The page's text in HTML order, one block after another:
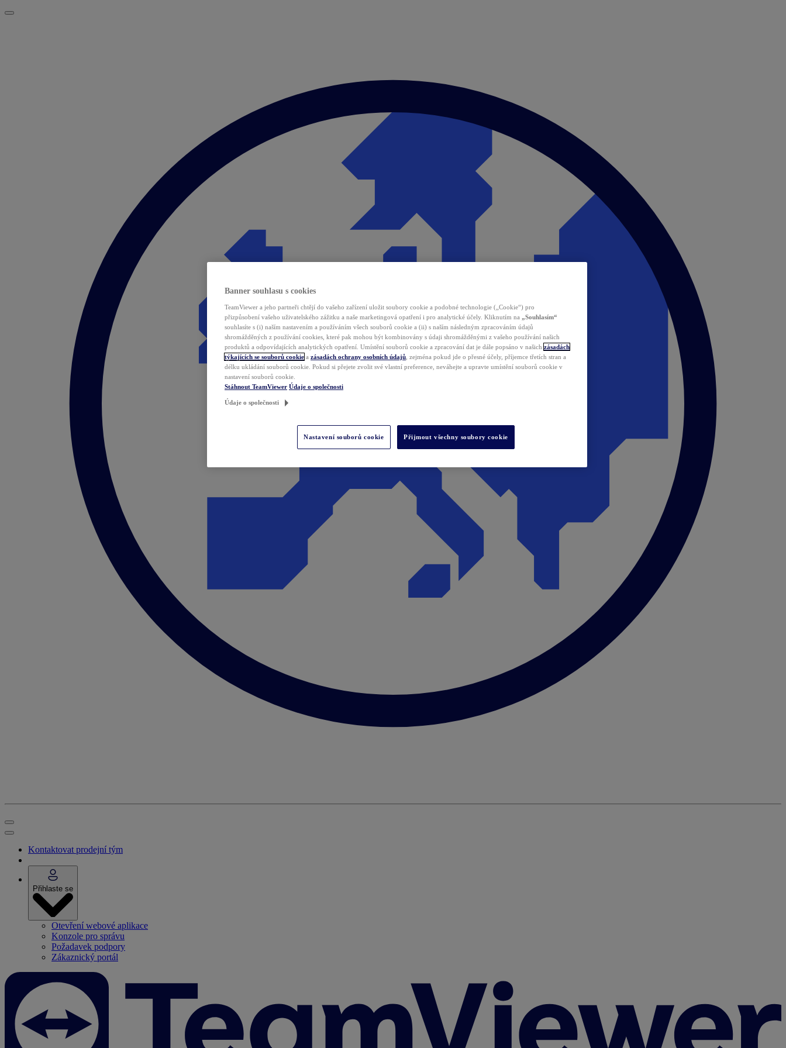
Kontaktovat prodejní tým
Přihlaste se
Otevření webové aplikace
Konzole pro správu
Požadavek podpory
Zákaznický portál
Banner souhlasu s cookies
TeamViewer a jeho partneři chtějí do vašeho zařízení uložit soubory cookie a podobné technologie („Cookie“) pro
přizpůsobení vašeho uživatelského zážitku a naše marketingová opatření i pro analytické účely. Kliknutím na „Souhlasím“
souhlasíte s (i) naším nastavením a používáním všech souborů cookie a (ii) s naším následným zpracováním údajů
shromážděných z používání cookies, které pak mohou být kombinovány s údaji shromážděnými z vašeho používání našich
produktů a odpovídajících analytických opatření. Umístění souborů cookie a zpracování dat je dále popsáno v našich zásadách
týkajících se souborů cookie a zásadách ochrany osobních údajů , zejména pokud jde o přesné účely, příjemce třetích stran a
délku ukládání souborů cookie. Pokud si přejete zvolit své vlastní preference, neváhejte a upravte umístění souborů cookie v
nastavení souborů cookie.
Stáhnout TeamViewer Údaje o společnosti
Údaje o společnosti
Nastavení souborů cookie Přijmout všechny soubory cookie